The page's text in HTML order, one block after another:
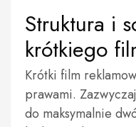
Struktura i
krótkiego
Krótki film
prawami.
do maksymalnie